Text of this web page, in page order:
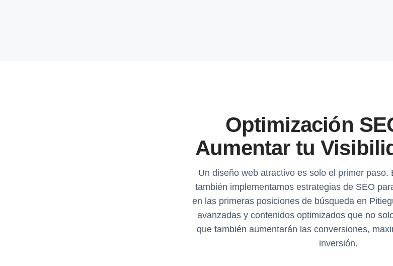
Optimización
Aumentar tu
Un diseño web atractivo es solo el primer paso.
también implementamos estrategias de SEO
en las primeras posiciones de búsqueda en
avanzadas y contenidos optimizados que no
que también aumentarán las conversiones,
inversión.